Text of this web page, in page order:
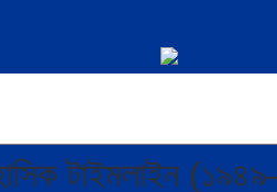
টাইমলাইন